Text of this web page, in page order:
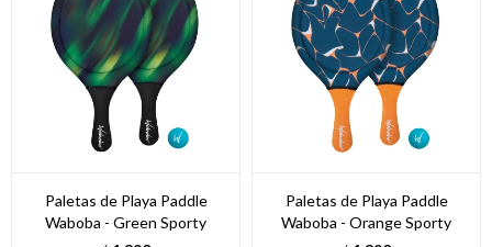
Paletas de Playa Paddle
Waboba - Green Sporty
Paletas de Playa Paddle
Waboba - Orange Sporty